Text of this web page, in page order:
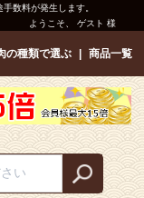
数料が発生します。
ようこそ、 ゲスト 様
の種類で選ぶ 商品一覧